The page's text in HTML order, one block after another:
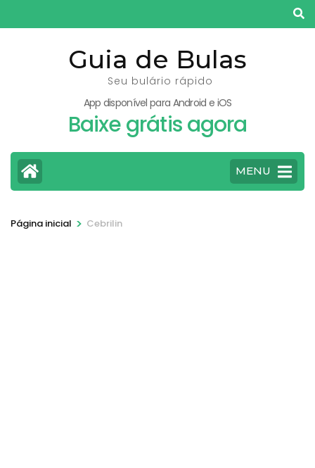
para
Guia de Bulas
Seu bulário rápido
App disponível para Android e iOS
Baixe grátis agora
MENU
Página inicial > Cebrilin